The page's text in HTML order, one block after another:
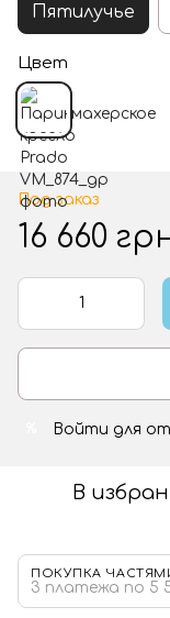
Пятилучье
Цвет
Под заказ
16 660
Войти для
В
ПОКУПКА
3 платежа по 5